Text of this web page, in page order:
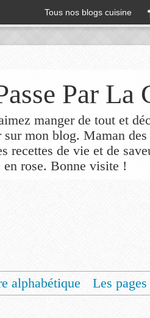
Tous nos blogs cuisine
Par La
manger de tout et
mon blog. Maman
recettes de vie et de
rose. Bonne visite !
alphabétique Les